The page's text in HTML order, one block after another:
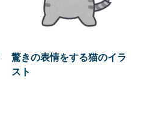
驚きの表情をする猫のイラ
スト